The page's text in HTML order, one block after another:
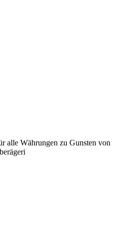
alle Währungen zu Gunsten von